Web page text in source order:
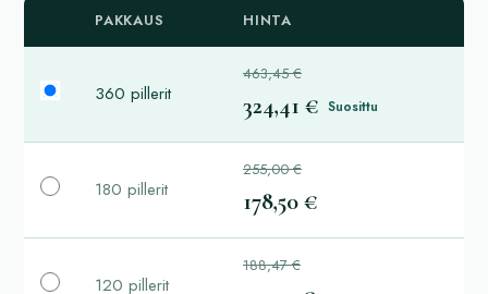
PAKKAUS HINTA
360 pillerit
463,45 €
324,41 € Suosittu
180 pillerit
255,00 €
178,50 €
120 pillerit
188,47 €